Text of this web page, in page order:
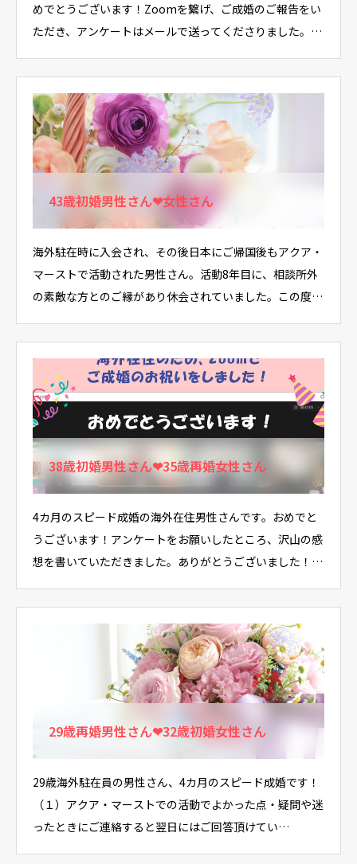
めでとうございます！Zoomを繋げ、ご成婚のご報告をい
ただき、アンケートはメールで送ってくださりました。こ
43歳初婚男性さん❤女性さん
海外駐在時に入会され、その後日本にご帰国後もアクア・
マーストで活動された男性さん。活動8年目に、相談所外
の素敵な方とのご縁があり休会されていました。この度、
38歳初婚男性さん❤35歳再婚女性さん
4カ月のスピード成婚の海外在住男性さんです。おめでと
うございます！アンケートをお願いしたところ、沢山の感
想を書いていただきました。ありがとうございました！…
29歳再婚男性さん❤32歳初婚女性さん
29歳海外駐在員の男性さん、4カ月のスピード成婚です！
（１）アクア・マーストでの活動でよかった点・疑問や迷
ったときにご連絡すると翌日にはご回答頂けてい…